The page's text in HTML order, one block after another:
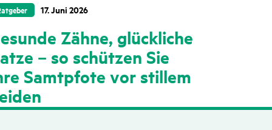
17. Juni 2026
Zähne, glückliche
– so schützen Sie
Samtpfote vor stillem